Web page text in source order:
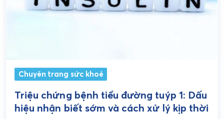
Chuyên trang sức khoẻ
Triệu chứng bệnh tiểu đường tuýp 1: Dấu
hiệu nhận biết sớm và cách xử lý kịp thời